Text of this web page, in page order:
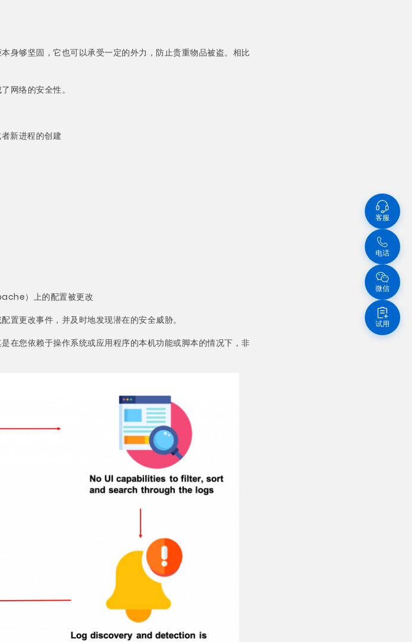
身够坚固，它也可以承受一定的外力，防止贵重物品被盗。相比
网络的安全性。
新进程的创建
）上的配置被更改
置更改事件，并及时地发现潜在的安全威胁。
在您依赖于操作系统或应用程序的本机功能或脚本的情况下，非
客服
电话
微信
试用